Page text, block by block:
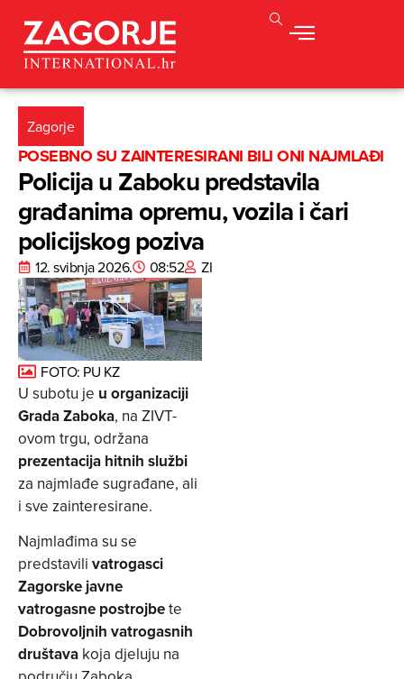
Zagorje
POSEBNO SU ZAINTERESIRANI BILI ONI NAJMLAĐI
Policija u Zaboku predstavila
građanima opremu, vozila i čari
policijskog poziva
12. svibnja 2026. 08:52 ZI
FOTO: PU KZ
U subotu je u organizaciji
Grada Zaboka, na ZIVT-
ovom trgu, održana
prezentacija hitnih službi
za najmlađe sugrađane, ali
i sve zainteresirane.
Najmlađima su se
predstavili vatrogasci
Zagorske javne
vatrogasne postrojbete
Dobrovoljnih vatrogasnih
društava koja djeluju na